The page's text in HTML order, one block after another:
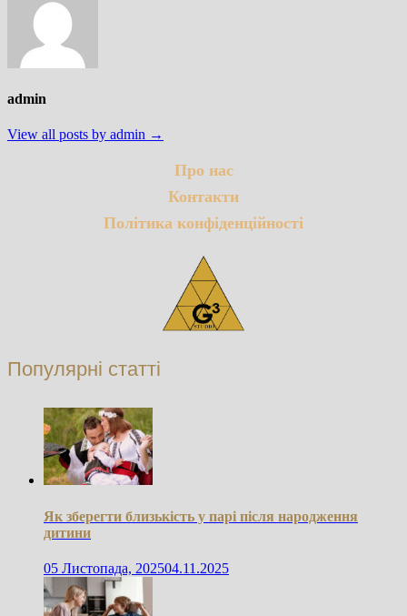
admin
View all posts by admin →
Про нас
Контакти
Політика конфіденційності
Популярні статті
Як зберегти близькість у парі після народження
дитини
05 Листопада, 202504.11.2025